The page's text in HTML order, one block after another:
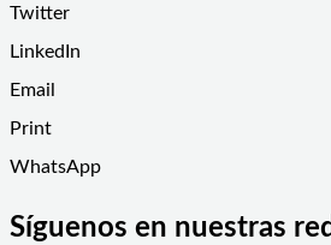
Twitter
LinkedIn
Email
Print
WhatsApp
Síguenos en nuestras